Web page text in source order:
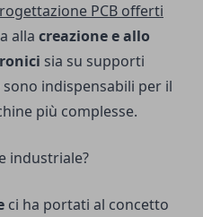
PCB offerti
alla creazione e allo
sia su supporti
indispensabili per il
più complesse.
industriale?
ci ha portati al concetto